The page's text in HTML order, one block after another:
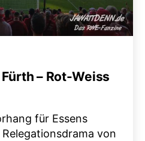
– Rot-Weiss
für Essens
von